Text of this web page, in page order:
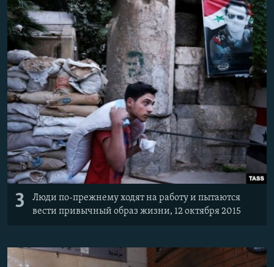
3
Люди по-прежнему ходят на работу и пытаются
вести привычный образ жизни, 12 октября 2015